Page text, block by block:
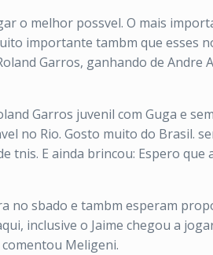
o melhor possvel. O mais
importante tambm que esses
Garros, ganhando de
Garros juvenil com Guga e
no Rio. Gosto muito do Brasil.
tnis. E ainda brincou: Espero
no sbado e tambm esperam
inclusive o Jaime chegou a
Meligeni.